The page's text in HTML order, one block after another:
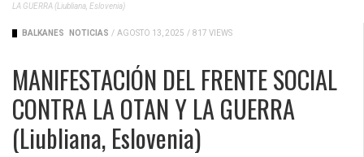
LA GUERRA (Liubliana, Eslovenia)
BALKANES NOTICIAS / AGOSTO 13, 2025 / 817 VIEWS
MANIFESTACIÓN DEL FRENTE SOCIAL
CONTRA LA OTAN Y LA GUERRA
(Liubliana, Eslovenia)